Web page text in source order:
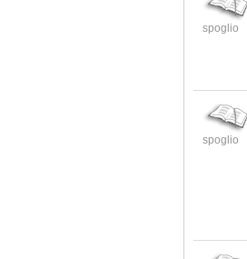
spoglio
spoglio